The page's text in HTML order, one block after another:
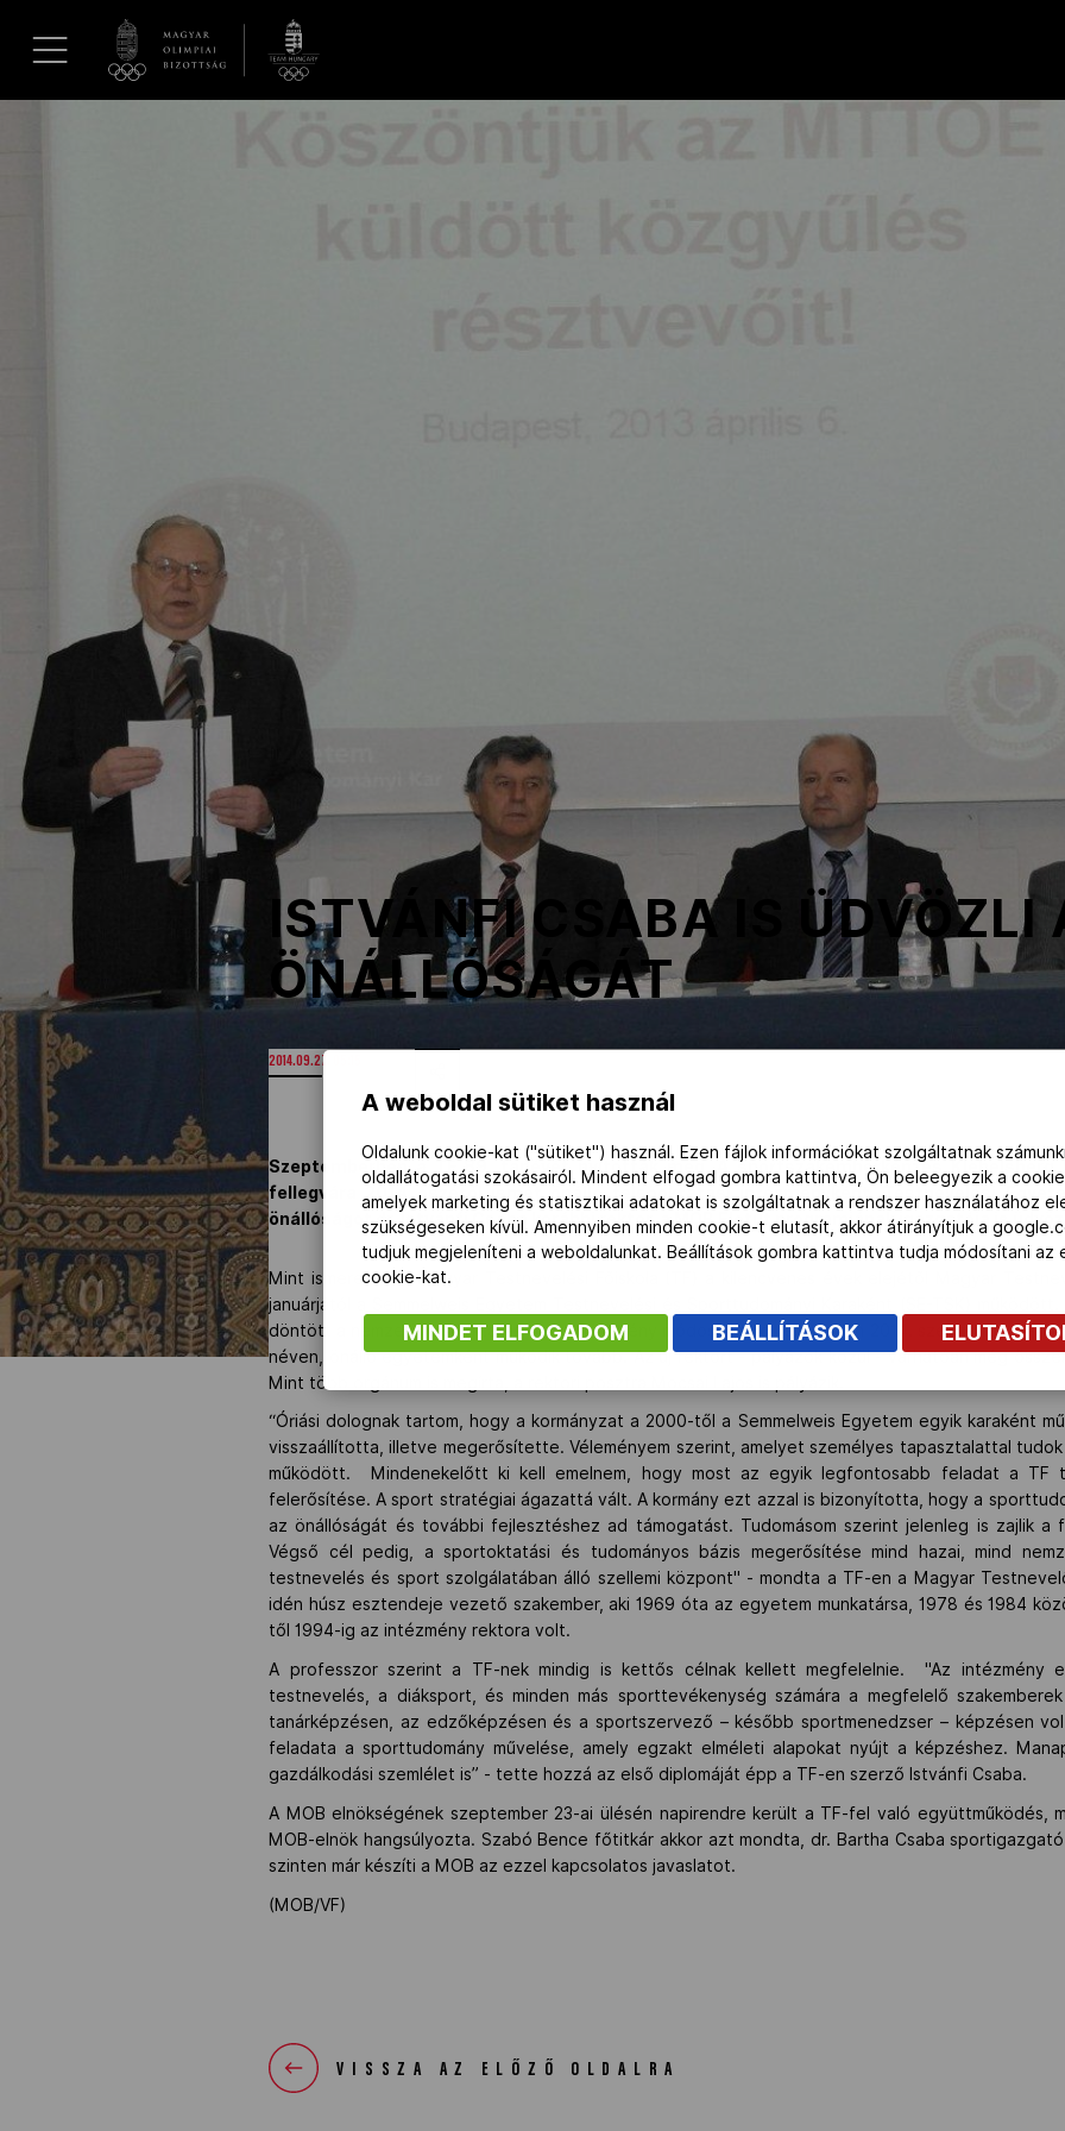
Társszervezetek
OVEP
Adatbank
ISTVÁNFI CSABA IS ÜDVÖZLI
ÖNÁLLÓSÁGÁT
2014.09.27. 05:15
Szeptemberben a TF 89. tanévét nyitották meg. A sportszakemberképzés
fellegvára 2014 őszétől ismét önálló felsőoktatási intézményként, Testnevelési
önállóságot dr. Istvánfi Csaba korábbi rektor, a MOB Életút programjának igazgatója is
Mint ismeretes, a Magyar Testnevelési Főiskola (TF) a kilencvenes évek elejétől Magyar
januárjától a Semmelweis Egyetem Testnevelési és Sporttudományi Karaként (SE-TSK)
döntött a nemzeti felsőoktatásról szóló törvény módosításáról, ez alapján 2014. szeptember 1-től
néven, önálló egyetemként működik tovább. Az új rektort - pályázók közül - várhatóan még
Mint több orgánum is megírta, a rektori posztra Mocsai Lajos is pályázik.
“Óriási dolognak tartom, hogy a kormányzat a 2000-től a Semmelweis Egyetem egyik karaként
visszaállította, illetve megerősítette. Véleményem szerint, amelyet személyes tapasztalattal
működött. Mindenekelőtt ki kell emelnem, hogy most az egyik legfontosabb feladat a TF
felerősítése. A sport stratégiai ágazattá vált. A kormány ezt azzal is bizonyította, hogy a
az önállóságát és további fejlesztéshez ad támogatást. Tudomásom szerint jelenleg is zajlik a
Végső cél pedig, a sportoktatási és tudományos bázis megerősítése mind hazai, mind
testnevelés és sport szolgálatában álló szellemi központ" - mondta a TF-en a Magyar
idén húsz esztendeje vezető szakember, aki1969 óta az egyetem munkatársa, 1978 és 1984
től 1994-ig az intézmény rektora volt.
A professzor szerint a TF-nek mindig is kettős célnak kellett megfelelnie. "Az intézmény
testnevelés, a diáksport, és minden más sporttevékenység számára a megfelelő
tanárképzésen, az edzőképzésen és a sportszervező – később sportmenedzser – képzésen
feladata a sporttudomány művelése, amely egzakt elméleti alapokat nyújt a képzéshez.
gazdálkodási szemlélet is” - tette hozzá az első diplomáját épp a TF-en szerző Istvánfi Csaba.
A MOB elnökségének szeptember 23-ai ülésén napirendre került a TF-fel való együttműködés,
MOB-elnök hangsúlyozta. Szabó Bence főtitkár akkor azt mondta, dr. Bartha Csaba
szinten már készíti a MOB az ezzel kapcsolatos javaslatot.
(MOB/VF)
VISSZA AZ ELŐZŐ OLDALRA
A weboldal sütiket használ
Oldalunk cookie-kat ("sütiket") használ. Ezen fájlok információkat szolgáltatnak
oldallátogatási szokásairól. Mindent elfogad gombra kattintva, Ön beleegyezik a
amelyek marketing és statisztikai adatokat is szolgáltatnak a rendszer használatához
szükségeseken kívül. Amennyiben minden cookie-t elutasít, akkor átirányítjuk a
tudjuk megjeleníteni a weboldalunkat. Beállítások gombra kattintva tudja módosítani
cookie-kat.
MINDET ELFOGADOM BEÁLLÍTÁSOK